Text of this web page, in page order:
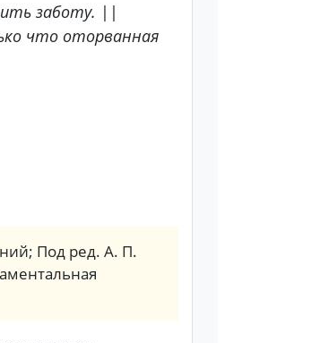
заботу. ||
что оторванная
Под ред. А. П.